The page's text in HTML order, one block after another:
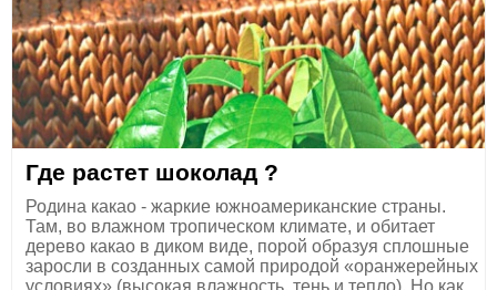
Где растет шоколад ?
Родина какао - жаркие южноамериканские страны.
Там, во влажном тропическом климате, и обитает
дерево какао в диком виде, порой образуя сплошные
заросли в созданных самой природой «оранжерейных
условиях» (высокая влажность, тень и тепло). Но как